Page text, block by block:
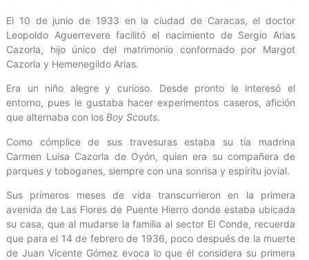
El 10 de junio de 1933 en la ciudad de Caracas, el doctor
Leopoldo Aguerrevere facilitó el nacimiento de Sergio Arias
Cazorla, hijo único del matrimonio conformado por Margot
Cazorla y Hemenegildo Arias.
Era un niño alegre y curioso. Desde pronto le interesó el
entorno, pues le gustaba hacer experimentos caseros, afición
que alternaba con los Boy Scouts.
Como cómplice de sus travesuras estaba su tía madrina
Carmen Luisa Cazorla de Oyón, quien era su compañera de
parques y toboganes, siempre con una sonrisa y espíritu jovial.
Sus primeros meses de vida transcurrieron en la primera
avenida de Las Flores de Puente Hierro donde estaba ubicada
su casa, que al mudarse la familia al sector El Conde, recuerda
que para el 14 de febrero de 1936, poco después de la muerte
de Juan Vicente Gómez evoca lo que él considera su primera